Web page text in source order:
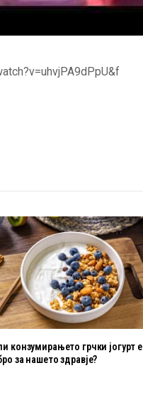
конзумирањето грчки јогурт е
за нашето здравје?